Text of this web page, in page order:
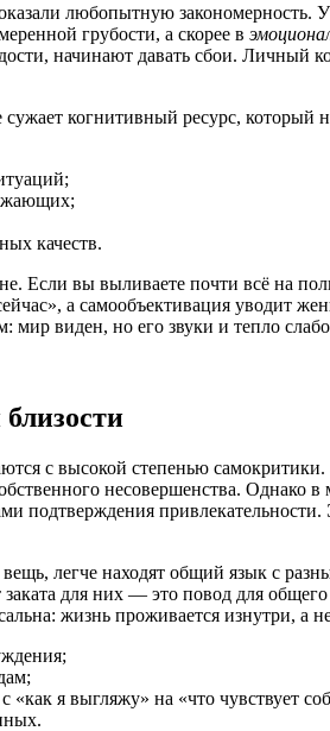
любопытную закономерность.
грубости, а скорее в
начинают давать сбои. Личный
когнитивный ресурс,
качеств.
вы выливаете почти всё на
а самообъективация уводит
виден, но его звуки и тепло
с высокой степенью
несовершенства. Однако
подтверждения
легче находят общий язык с
для них — это повод для
жизнь проживается изнутри, а
«как я выгляжу» на «что чувствует